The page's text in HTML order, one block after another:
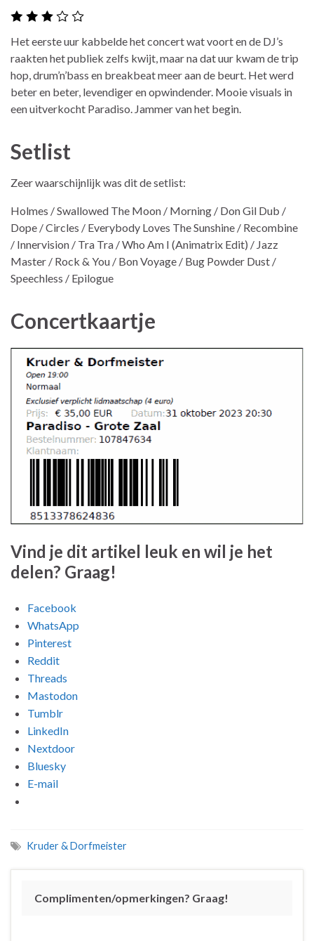
Het eerste uur kabbelde het concert wat voort en de DJ’s
raakten het publiek zelfs kwijt, maar na dat uur kwam de trip
hop, drum’n’bass en breakbeat meer aan de beurt. Het werd
beter en beter, levendiger en opwindender. Mooie visuals in
een uitverkocht Paradiso. Jammer van het begin.
Setlist
Zeer waarschijnlijk was dit de setlist:
Holmes / Swallowed The Moon / Morning / Don Gil Dub /
Dope / Circles / Everybody Loves The Sunshine / Recombine
/ Innervision / Tra Tra / Who Am I (Animatrix Edit) / Jazz
Master / Rock & You / Bon Voyage / Bug Powder Dust /
Speechless / Epilogue
Concertkaartje
Vind je dit artikel leuk en wil je het
delen? Graag!
Facebook
WhatsApp
Pinterest
Reddit
Threads
Mastodon
Tumblr
LinkedIn
Nextdoor
Bluesky
E-mail
Kruder & Dorfmeister
Complimenten/opmerkingen? Graag!